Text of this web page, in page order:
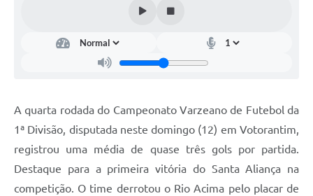
Jornal (Edições anteriores)
Uso de Internet e Recursos de Informática
Guarda Civil Municipal (GCM)
Arborização urbana
A quarta rodada do Campeonato Varzeano de Futebol da
1ª Divisão, disputada neste domingo (12) em Votorantim,
registrou uma média de quase três gols por partida.
Destaque para a primeira vitória do Santa Aliança na
competição. O time derrotou o Rio Acima pelo placar de